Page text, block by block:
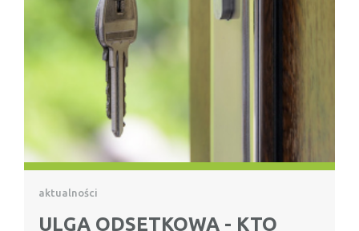
aktualności
ULGA ODSETKOWA - KTO